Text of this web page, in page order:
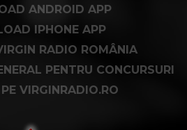
ANDROID APP
IPHONE APP
RADIO ROMÂNIA
PENTRU CONCURSURI
VIRGINRADIO.RO